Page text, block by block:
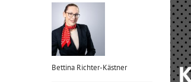
Bettina Richter-Kästner